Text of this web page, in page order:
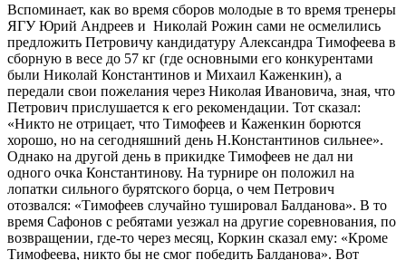
Вспоминает, как во время сборов молодые в то время тренеры
ЯГУ Юрий Андреев и Николай Рожин сами не осмелились
предложить Петровичу кандидатуру Александра Тимофеева в
сборную в весе до 57 кг (где основными его конкурентами
были Николай Константинов и Михаил Каженкин), а
передали свои пожелания через Николая Ивановича, зная, что
Петрович прислушается к его рекомендации. Тот сказал:
«Никто не отрицает, что Тимофеев и Каженкин борются
хорошо, но на сегодняшний день Н.Константинов сильнее».
Однако на другой день в прикидке Тимофеев не дал ни
одного очка Константинову. На турнире он положил на
лопатки сильного бурятского борца, о чем Петрович
отозвался: «Тимофеев случайно тушировал Балданова». В то
время Сафонов с ребятами уезжал на другие соревнования, по
возвращении, где-то через месяц, Коркин сказал ему: «Кроме
Тимофеева, никто бы не смог победить Балданова». Вот